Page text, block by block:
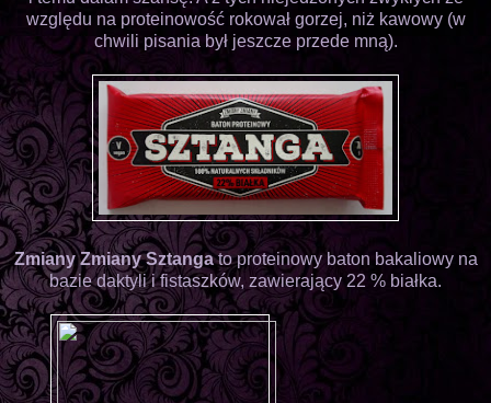
względu na proteinowość rokował gorzej, niż kawowy (w
chwili pisania był jeszcze przede mną).
Zmiany Zmiany Sztangato proteinowy baton bakaliowy na
bazie daktyli i fistaszków, zawierający 22 % białka.